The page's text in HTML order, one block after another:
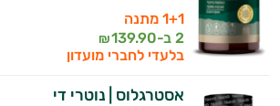
1+1 מתנה
2 ב-
139.90
₪
בלעדי לחברי מועדון
אסטרגלוס | נוטרי די